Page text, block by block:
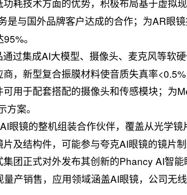
是与国外品牌客户达成的合作；为AR眼
。
过集成AI大模型、摄像头、麦克风等软
，新型复合振膜材料使音质失真率<0.5%
可用于配套搭配的摄像头和传感模块；为
案。
眼镜的整机组装合作伙伴，覆盖从光学
及结构件，可能参与夸克AI眼镜的镜片制
集团正式对外发布其创新的Phancy AI智
产销售，应用领域涵盖AI眼镜，公司无